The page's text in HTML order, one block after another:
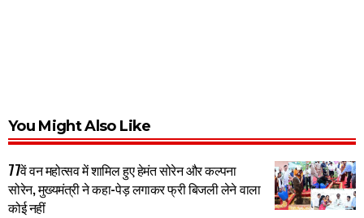
You Might Also Like
77वें वन महोत्सव में शामिल हुए हेमंत सोरेन और कल्पना
सोरेन, मुख्यमंत्री ने कहा-पेड़ लगाकर फ्री बिजली लेने वाला
कोई नहीं